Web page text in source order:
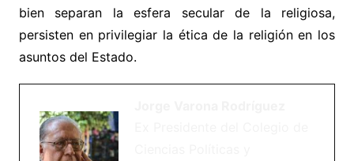
bien separan la esfera secular de la religiosa,
persisten en privilegiar la ética de la religión en los
asuntos del Estado.